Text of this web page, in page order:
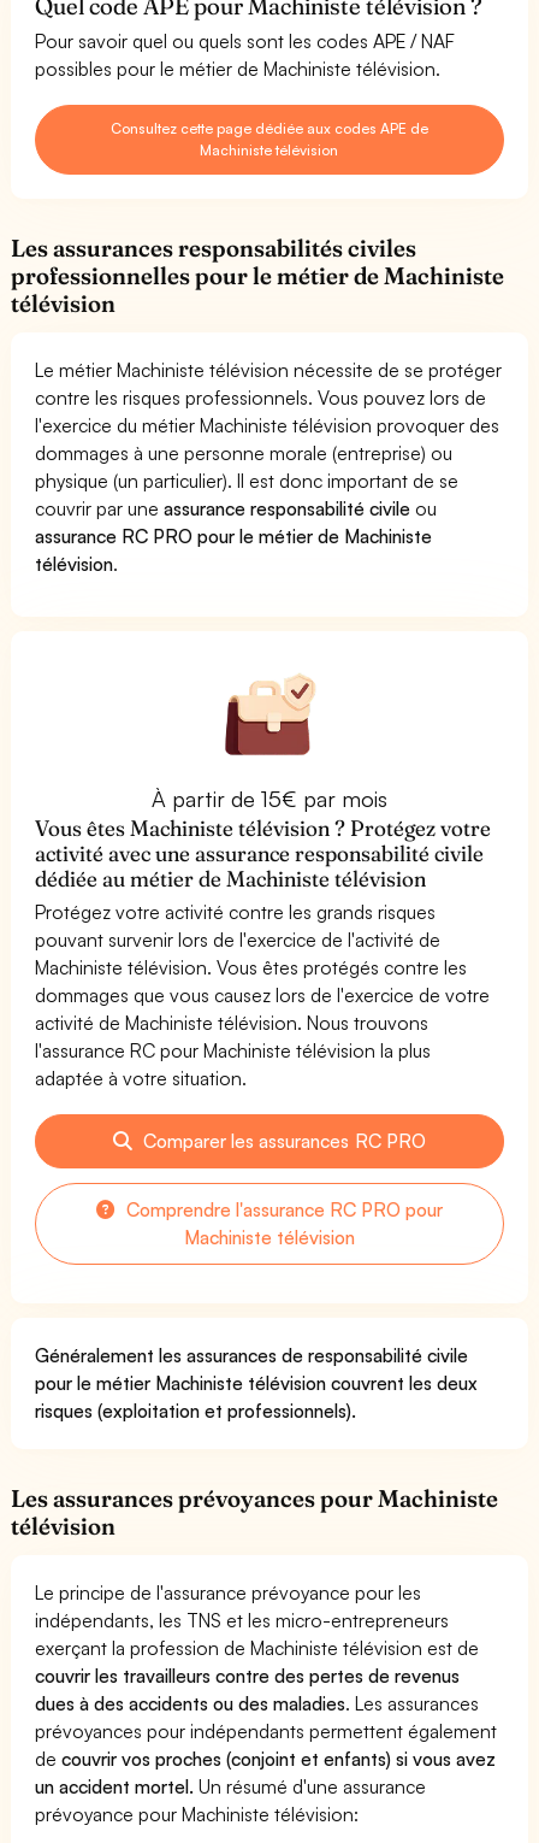
Quel code APE pour Machiniste télévision ?
Pour savoir quel ou quels sont les codes APE / NAF
possibles pour le métier de Machiniste télévision.
Consultez cette page dédiée aux codes APE de
Machiniste télévision
Les assurances responsabilités civiles
professionnelles pour le métier de Machiniste
télévision
Le métier Machiniste télévision nécessite de se protéger
contre les risques professionnels. Vous pouvez lors de
l'exercice du métier Machiniste télévision provoquer des
dommages à une personne morale (entreprise) ou
physique (un particulier). Il est donc important de se
couvrir par uneassurance responsabilité civile ou
assurance RC PRO pour le métier de Machiniste
télévision.
À partir de 15€ par mois
Vous êtes Machiniste télévision ? Protégez votre
activité avec une assurance responsabilité civile
dédiée au métier de Machiniste télévision
Protégez votre activité contre les grands risques
pouvant survenir lors de l'exercice de l'activité de
Machiniste télévision. Vous êtes protégés contre les
dommages que vous causez lors de l'exercice de votre
activité de Machiniste télévision. Nous trouvons
l'assurance RC pour Machiniste télévision la plus
adaptée à votre situation.
Comparer les assurances RC PRO
Comprendre l'assurance RC PRO pour
Machiniste télévision
Généralement les assurances de responsabilité civile
pour le métier Machiniste télévision couvrent les deux
risques (exploitation et professionnels).
Les assurances prévoyances pour Machiniste
télévision
Le principe de l'assurance prévoyance pour les
indépendants, les TNS et les micro-entrepreneurs
exerçant la profession de Machiniste télévision est de
couvrir les travailleurs contre des pertes de revenus
dues à des accidents ou des maladies. Les assurances
prévoyances pour indépendants permettent également
decouvrir vos proches (conjoint et enfants) si vous avez
un accident mortel. Un résumé d'une assurance
prévoyance pour Machiniste télévision: